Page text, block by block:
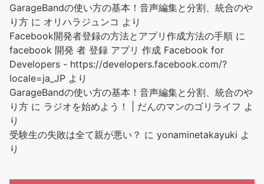
GarageBandの使い方の基本！音声編集と分割、統合のや
り方 に オリハラジュンコ より
Facebook開発者登録の方法とアプリ作成方法の手順 に
facebook 開発 者 登録 アプリ 作成 Facebook for
Developers - https://developers.facebook.com/?
locale=ja_JP より
GarageBandの使い方の基本！音声編集と分割、統合のや
り方 に ラジオを始めよう！ | だんのマンのゴリライフ よ
り
受験生の失敗は全て親が悪い？ に yonaminetakayuki よ
り